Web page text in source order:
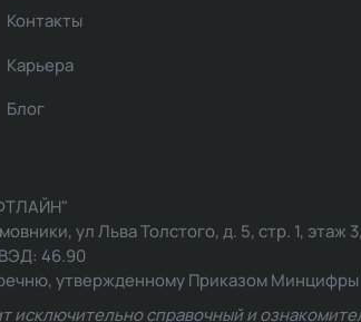
Контакты
Карьера
Блог
ул Льва Толстого, д. 5, стр. 1,
46.90
утвержденному Приказом Минцифры
исключительно справочный и